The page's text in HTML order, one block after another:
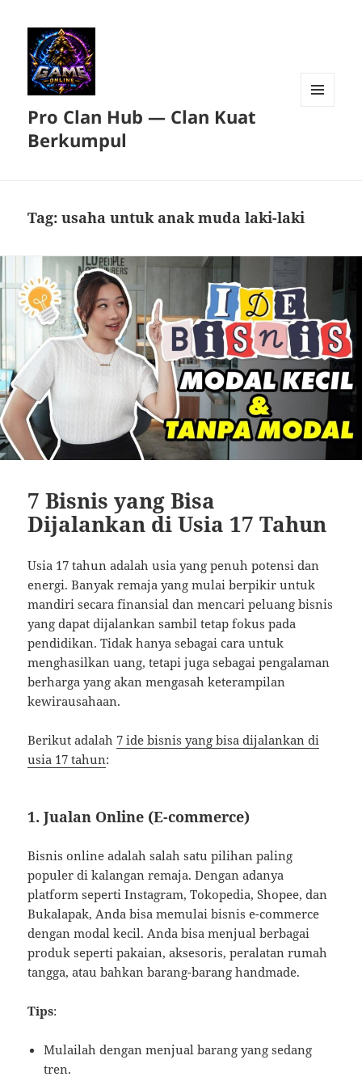
Pro Clan Hub — Clan Kuat
Berkumpul
Tag:usaha untuk anak muda laki-laki
7 Bisnis yang Bisa
Dijalankan di Usia 17 Tahun
Usia 17 tahun adalah usia yang penuh potensi dan
energi. Banyak remaja yang mulai berpikir untuk
mandiri secara finansial dan mencari peluang bisnis
yang dapat dijalankan sambil tetap fokus pada
pendidikan. Tidak hanya sebagai cara untuk
menghasilkan uang, tetapi juga sebagai pengalaman
berharga yang akan mengasah keterampilan
kewirausahaan.
Berikut adalah 7 ide bisnis yang bisa dijalankan di
usia 17 tahun:
1.Jualan Online (E-commerce)
Bisnis online adalah salah satu pilihan paling
populer di kalangan remaja. Dengan adanya
platform seperti Instagram, Tokopedia, Shopee, dan
Bukalapak, Anda bisa memulai bisnis e-commerce
dengan modal kecil. Anda bisa menjual berbagai
produk seperti pakaian, aksesoris, peralatan rumah
tangga, atau bahkan barang-barang handmade.
Tips:
Mulailah dengan menjual barang yang sedang
tren.